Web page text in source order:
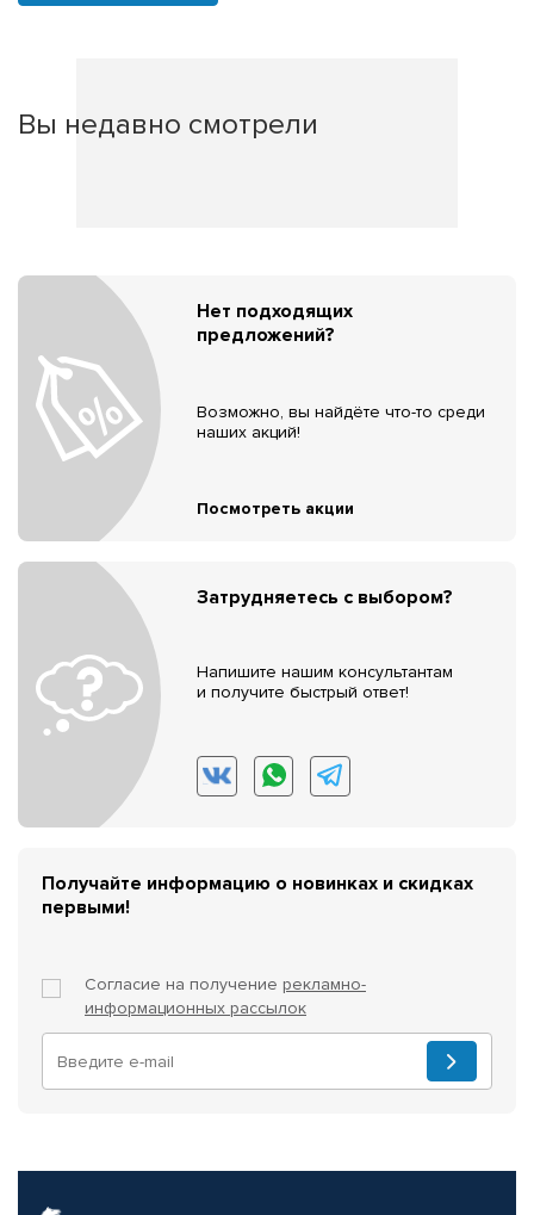
Вы недавно смотрели
Нет подходящих
предложений?
Возможно, вы найдёте что-то среди
наших акций!
Посмотреть акции
Затрудняетесь с выбором?
Напишите нашим консультантам
и получите быстрый ответ!
Получайте информацию о новинках и скидках
первыми!
Согласие на получение рекламно-
информационных рассылок